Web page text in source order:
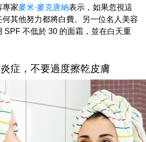
專家麥米·麥克唐納表示，如果忽視這
其他努力都將白費。另一位名人美容
SPF 不低於 30 的面霜，並在白天重
症，不要過度擦乾皮膚